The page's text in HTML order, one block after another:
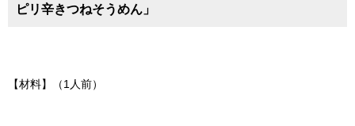
ピリ辛きつねそうめん」
【材料】（1人前）